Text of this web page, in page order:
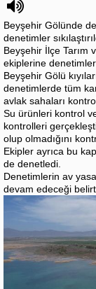
Beyşehir Gölünde
denetimler
Beyşehir İlçe Tarım
ekiplerine
Beyşehir Gölü
denetimlerde tüm
avlak sahaları
Su ürünleri kontrol
kontrolleri
olup olmadığını
Ekipler ayrıca bu
de denetledi.
Denetimlerin av
devam edeceği